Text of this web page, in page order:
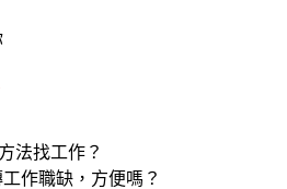
法找工作？
作職缺，方便嗎？